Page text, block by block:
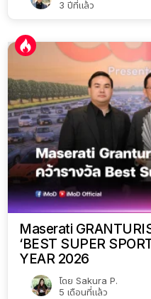
3 ปีที่แล้ว
Maserati
‘BEST SUPER
YEAR 2026
โดย Sakura P.
5 เดือนที่แล้ว